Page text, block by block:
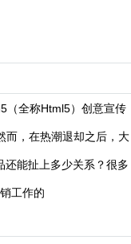
（全称Html5）创意宣传
而，在热潮退却之后，大
还能扯上多少关系？很多
工作的